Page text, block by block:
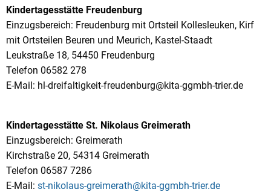
Kindertagesstätte Freudenburg
Einzugsbereich: Freudenburg mit Ortsteil Kollesleuken, Kirf
mit Ortsteilen Beuren und Meurich, Kastel-Staadt
Leukstraße 18, 54450 Freudenburg
Telefon 06582 278
E-Mail: hl-dreifaltigkeit-freudenburg@kita-ggmbh-trier.de
Kindertagesstätte St. Nikolaus Greimerath
Einzugsbereich: Greimerath
Kirchstraße 20, 54314 Greimerath
Telefon 06587 7286
E-Mail: st-nikolaus-greimerath@kita-ggmbh-trier.de